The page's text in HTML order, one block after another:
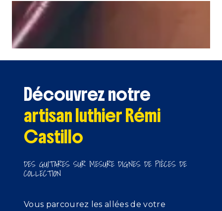
Découvrez notre
artisan luthier Rémi
Castillo
DES GUITARES SUR MESURE DIGNES DE PIÈCES DE
COLLECTION
Vous parcourez les allées de votre